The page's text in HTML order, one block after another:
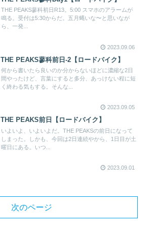
THE PEAKS蓼科初日R13。5:00 スマホのアラームが
鳴る。受付は5:30からだ。五月蝿いな〜と思いなが
ら、一発...
2023.09.06
THE PEAKS蓼科前日-2【ロードバイク】
何から書いたら良いのか分からないほどに濃縮な2日
間やったけど、言葉にすると多分、あっけない程に短
く終わる気もする。そんな...
2023.09.05
THE PEAKS前日【ロードバイク】
いよいよ、いよいよだ。THE PEAKSの前日になって
しまった。しかも、今回は2日連続やから、1日目が土
曜日にある。いつ...
2023.09.01
次のページ